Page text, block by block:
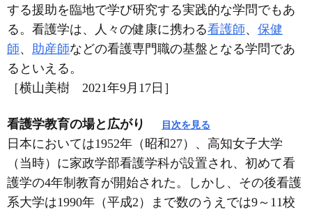
する援助を臨地で学び研究する実践的な学問でもあ
る。看護学は、人々の健康に携わる看護師、 保健
師、 助産師などの看護専門職の基盤となる学問であ
るといえる。
［横山美樹 2021年9月17日］
看護学教育の場と広がり 目次を見る
日本においては1952年（昭和27）、高知女子大学
（当時）に家政学部看護学科が設置され、初めて看
護学の4年制教育が開始された。しかし、その後看護
系大学は1990年（平成2）まで数のうえでは9～11校